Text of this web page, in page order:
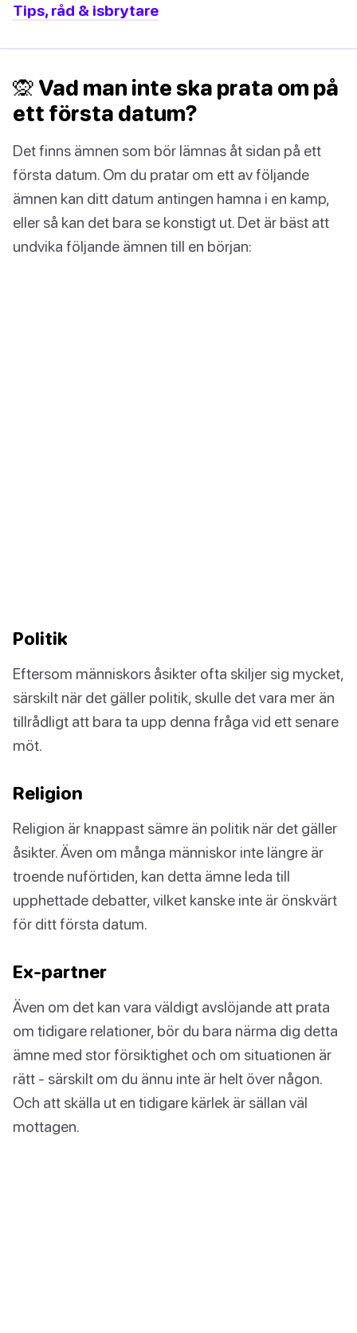
Tips, råd & isbrytare
🙊 Vad man inte ska prata om på
ett första datum?
Det finns ämnen som bör lämnas åt sidan på ett
första datum. Om du pratar om ett av följande
ämnen kan ditt datum antingen hamna i en kamp,
eller så kan det bara se konstigt ut. Det är bäst att
undvika följande ämnen till en början:
Politik
Eftersom människors åsikter ofta skiljer sig mycket,
särskilt när det gäller politik, skulle det vara mer än
tillrådligt att bara ta upp denna fråga vid ett senare
möt.
Religion
Religion är knappast sämre än politik när det gäller
åsikter. Även om många människor inte längre är
troende nuförtiden, kan detta ämne leda till
upphettade debatter, vilket kanske inte är önskvärt
för ditt första datum.
Ex-partner
Även om det kan vara väldigt avslöjande att prata
om tidigare relationer, bör du bara närma dig detta
ämne med stor försiktighet och om situationen är
rätt - särskilt om du ännu inte är helt över någon.
Och att skälla ut en tidigare kärlek är sällan väl
mottagen.